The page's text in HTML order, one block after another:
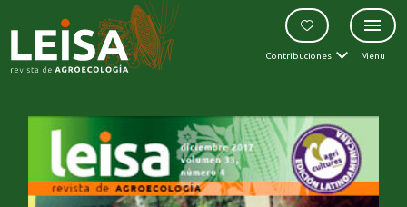
Contribuciones Menu